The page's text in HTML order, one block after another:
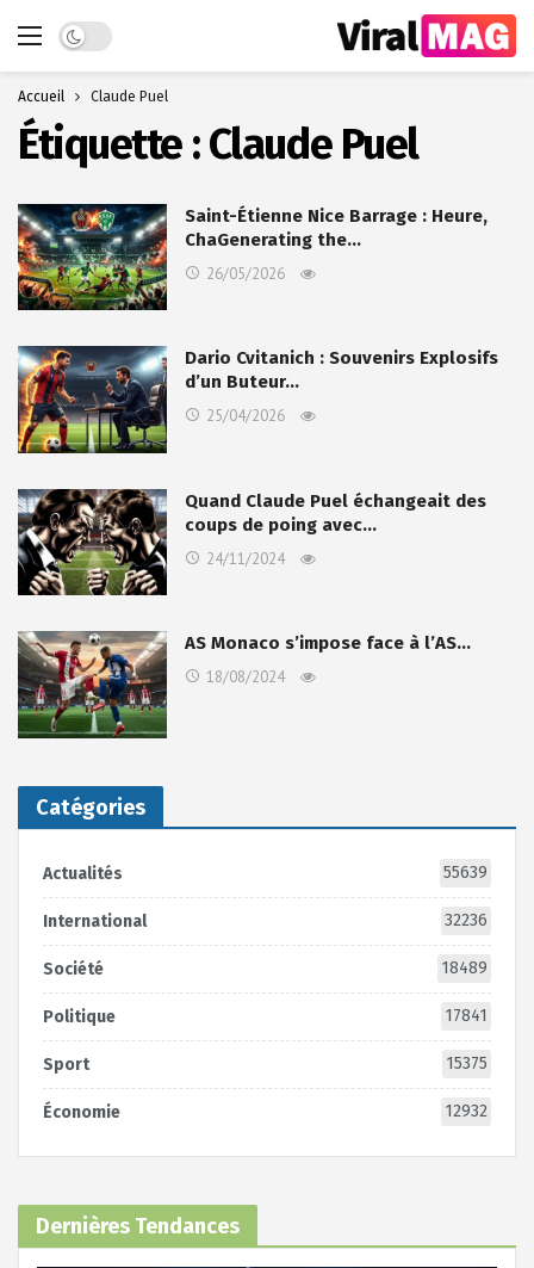
Dark mode
Accueil Claude Puel
Étiquette :Claude Puel
Saint-Étienne Nice Barrage : Heure,
ChaGenerating the…
26/05/2026
Dario Cvitanich : Souvenirs Explosifs
d’un Buteur…
25/04/2026
Quand Claude Puel échangeait des
coups de poing avec…
24/11/2024
AS Monaco s’impose face à l’AS…
18/08/2024
Catégories
Actualités 55639
International 32236
Société 18489
Politique 17841
Sport 15375
Économie 12932
Dernières Tendances